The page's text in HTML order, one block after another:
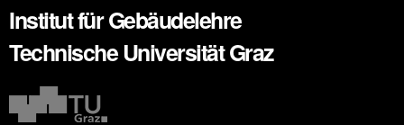
Institut für Gebäudelehre
Technische Universität Graz